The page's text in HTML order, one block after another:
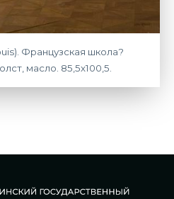
Французская школа?
масло. 85,5х100,5.